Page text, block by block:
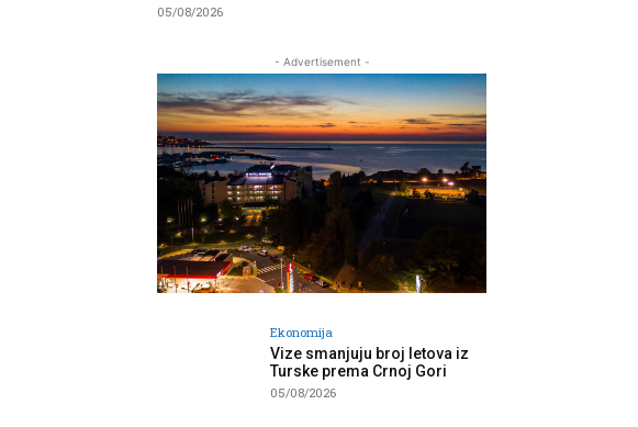
05/08/2026
- Advertisement -
Ekonomija
Vize smanjuju broj letova iz
Turske prema Crnoj Gori
05/08/2026